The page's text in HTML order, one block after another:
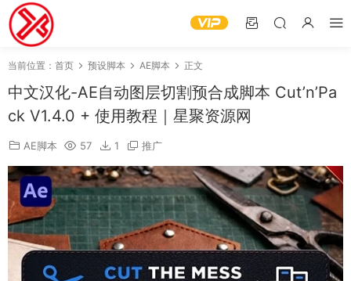
当前位置： 首页 预设脚本 AE脚本 正文
中文汉化-AE自动图层切割预合成脚本 Cut’n’Pa
ck V1.4.0 + 使用教程｜星聚资源网
AE脚本 57 1 推广